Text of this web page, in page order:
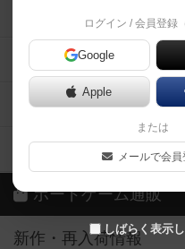
ログイン / 会員登録
Google
Apple
または
メールで会員
しばらく表示
掲示板・トピックス
ボドとも・会員一覧
ボードゲーム業界コラ
ボドゲーマご利用案内
ボードゲーム通販
新作・再入荷情報